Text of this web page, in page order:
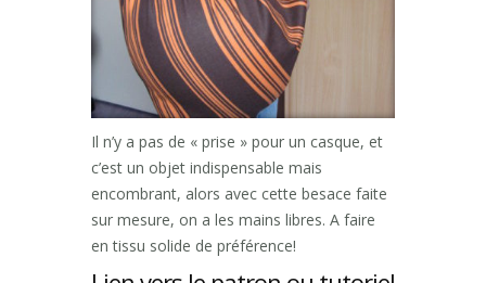
Il n’y a pas de « prise » pour un casque, et
c’est un objet indispensable mais
encombrant, alors avec cette besace faite
sur mesure, on a les mains libres. A faire
en tissu solide de préférence!